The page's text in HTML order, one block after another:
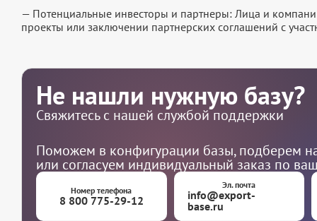
— Потенциальные инвесторы и партнеры: Лица и
проекты или заключении партнерских соглашений с
Не нашли нужную базу?
Свяжитесь с нашей службой поддержки
Поможем в конфигурации базы, подберем
или согласуем индивидуальный заказ по
Номер телефона
8 800 775-29-12
Эл. почта
info@export-
base.ru